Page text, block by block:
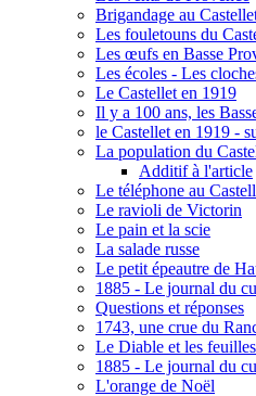
Brigandage au
Les fouletouns du
Les œufs en Basse
Les écoles - Les
Le Castellet en 1919
Il y a 100 ans, les
le Castellet en 1919 -
La population du
Additif à l'article
Le téléphone au
Le ravioli de Victorin
Le pain et la scie
La salade russe
Le petit épeautre de
1885 - Le journal du
Questions et réponses
1743, une crue du
Le Diable et les
1885 - Le journal du
L'orange de Noël